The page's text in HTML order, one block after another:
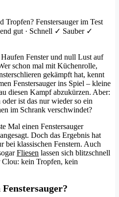
Tropfen? Fenstersauger im Test
gut · Schnell ✓ Sauber ✓
Fenster und null Lust auf
schon mal mit Küchenrolle,
gekämpft hat, kennt
Fenstersauger ins Spiel – kleine
diesen Kampf abzukürzen. Aber:
ist das nur wieder so ein
im Schrank verschwindet?
Mal einen Fenstersauger
Doch das Ergebnis hat
bei klassischen Fenstern. Auch
Fliesen lassen sich blitzschnell
kein Tropfen, kein